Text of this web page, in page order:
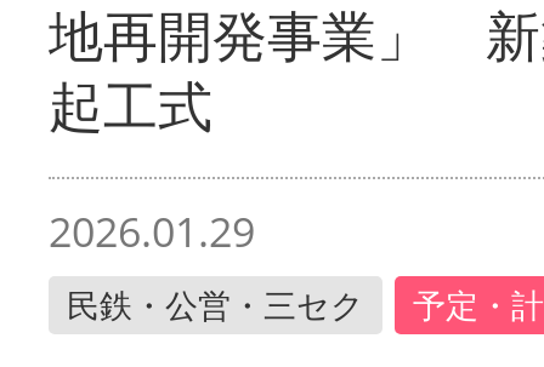
地再開発事業」
起工式
2026.01.29
民鉄・公営・三セク 予定・